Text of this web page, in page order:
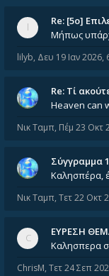
Re: [5ο]
Μήπως
lilyb, Δευ 19 Ιαν 2026,
Re: Tί
Heaven can
Νικ Ταμπ, Πέμ 23 Οκτ
Σύγγραμμα
Νικ Ταμπ, Τετ 22 Οκτ
ΕΥΡΕΣΗ
ChrisM, Τετ 24 Σεπ